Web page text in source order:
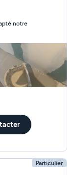
notre
Particulier